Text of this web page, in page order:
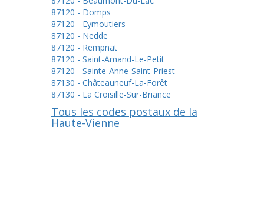
87120 - Domps
87120 - Eymoutiers
87120 - Nedde
87120 - Rempnat
87120 - Saint-Amand-Le-Petit
87120 - Sainte-Anne-Saint-Priest
87130 - Châteauneuf-La-Forêt
87130 - La Croisille-Sur-Briance
Tous les codes postaux de la
Haute-Vienne